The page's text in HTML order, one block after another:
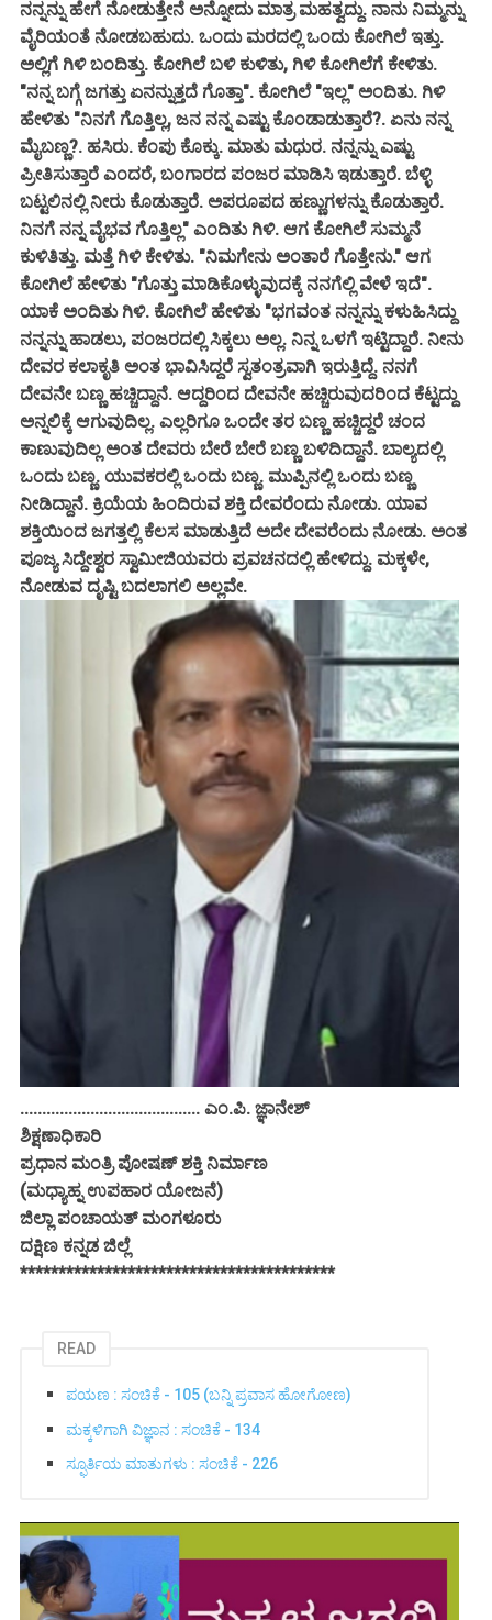
ನನ್ನನ್ನು ಹೇಗೆ ನೋಡುತ್ತೇನೆ ಅನ್ನೋದು ಮಾತ್ರ ಮಹತ್ವದ್ದು. ನಾನು ನಿಮ್ಮನ್ನು
ವೈರಿಯಂತೆ ನೋಡಬಹುದು. ಒಂದು ಮರದಲ್ಲಿ ಒಂದು ಕೋಗಿಲೆ ಇತ್ತು.
ಅಲ್ಲಿಗೆ ಗಿಳಿ ಬಂದಿತ್ತು. ಕೋಗಿಲೆ ಬಳಿ ಕುಳಿತು, ಗಿಳಿ ಕೋಗಿಲೆಗೆ ಕೇಳಿತು.
"ನನ್ನ ಬಗ್ಗೆ ಜಗತ್ತು ಏನನ್ನುತ್ತದೆ ಗೊತ್ತಾ". ಕೋಗಿಲೆ "ಇಲ್ಲ" ಅಂದಿತು. ಗಿಳಿ
ಹೇಳಿತು "ನಿನಗೆ ಗೊತ್ತಿಲ್ಲ, ಜನ ನನ್ನ ಎಷ್ಟು ಕೊಂಡಾಡುತ್ತಾರೆ?. ಏನು ನನ್ನ
ಮೈಬಣ್ಣ?. ಹಸಿರು. ಕೆಂಪು ಕೊಕ್ಕು. ಮಾತು ಮಧುರ. ನನ್ನನ್ನು ಎಷ್ಟು
ಪ್ರೀತಿಸುತ್ತಾರೆ ಎಂದರೆ, ಬಂಗಾರದ ಪಂಜರ ಮಾಡಿಸಿ ಇಡುತ್ತಾರೆ. ಬೆಳ್ಳಿ
ಬಟ್ಟಲಿನಲ್ಲಿ ನೀರು ಕೊಡುತ್ತಾರೆ. ಅಪರೂಪದ ಹಣ್ಣುಗಳನ್ನು ಕೊಡುತ್ತಾರೆ.
ನಿನಗೆ ನನ್ನ ವೈಭವ ಗೊತ್ತಿಲ್ಲ" ಎಂದಿತು ಗಿಳಿ. ಆಗ ಕೋಗಿಲೆ ಸುಮ್ಮನೆ
ಕುಳಿತಿತ್ತು. ಮತ್ತೆ ಗಿಳಿ ಕೇಳಿತು. "ನಿಮಗೇನು ಅಂತಾರೆ ಗೊತ್ತೇನು." ಆಗ
ಕೋಗಿಲೆ ಹೇಳಿತು "ಗೊತ್ತು ಮಾಡಿಕೊಳ್ಳುವುದಕ್ಕೆ ನನಗೆಲ್ಲಿ ವೇಳೆ ಇದೆ".
ಯಾಕೆ ಅಂದಿತು ಗಿಳಿ. ಕೋಗಿಲೆ ಹೇಳಿತು "ಭಗವಂತ ನನ್ನನ್ನು ಕಳುಹಿಸಿದ್ದು
ನನ್ನನ್ನು ಹಾಡಲು, ಪಂಜರದಲ್ಲಿ ಸಿಕ್ಕಲು ಅಲ್ಲ. ನಿನ್ನ ಒಳಗೆ ಇಟ್ಟಿದ್ದಾರೆ. ನೀನು
ದೇವರ ಕಲಾಕೃತಿ ಅಂತ ಭಾವಿಸಿದ್ದರೆ ಸ್ವತಂತ್ರವಾಗಿ ಇರುತ್ತಿದ್ದೆ. ನನಗೆ
ದೇವನೇ ಬಣ್ಣ ಹಚ್ಚಿದ್ದಾನೆ. ಆದ್ದರಿಂದ ದೇವನೇ ಹಚ್ಚಿರುವುದರಿಂದ ಕೆಟ್ಟದ್ದು
ಅನ್ನಲಿಕ್ಕೆ ಆಗುವುದಿಲ್ಲ. ಎಲ್ಲರಿಗೂ ಒಂದೇ ತರ ಬಣ್ಣ ಹಚ್ಚಿದ್ದರೆ ಚಂದ
ಕಾಣುವುದಿಲ್ಲ ಅಂತ ದೇವರು ಬೇರೆ ಬೇರೆ ಬಣ್ಣ ಬಳಿದಿದ್ದಾನೆ. ಬಾಲ್ಯದಲ್ಲಿ
ಒಂದು ಬಣ್ಣ. ಯುವಕರಲ್ಲಿ ಒಂದು ಬಣ್ಣ. ಮುಪ್ಪಿನಲ್ಲಿ ಒಂದು ಬಣ್ಣ
ನೀಡಿದ್ದಾನೆ. ಕ್ರಿಯೆಯ ಹಿಂದಿರುವ ಶಕ್ತಿ ದೇವರೆಂದು ನೋಡು. ಯಾವ
ಶಕ್ತಿಯಿಂದ ಜಗತ್ತಲ್ಲಿ ಕೆಲಸ ಮಾಡುತ್ತಿದೆ ಅದೇ ದೇವರೆಂದು ನೋಡು. ಅಂತ
ಪೂಜ್ಯ ಸಿದ್ದೇಶ್ವರ ಸ್ವಾಮೀಜಿಯವರು ಪ್ರವಚನದಲ್ಲಿ ಹೇಳಿದ್ದು. ಮಕ್ಕಳೇ,
ನೋಡುವ ದೃಷ್ಟಿ ಬದಲಾಗಲಿ ಅಲ್ಲವೇ.
......................................... ಎಂ.ಪಿ. ಜ್ಞಾನೇಶ್
ಶಿಕ್ಷಣಾಧಿಕಾರಿ
ಪ್ರಧಾನ ಮಂತ್ರಿ ಪೋಷಣ್ ಶಕ್ತಿ ನಿರ್ಮಾಣ
(ಮಧ್ಯಾಹ್ನ ಉಪಹಾರ ಯೋಜನೆ)
ಜಿಲ್ಲಾ ಪಂಚಾಯತ್ ಮಂಗಳೂರು
ದಕ್ಷಿಣ ಕನ್ನಡ ಜಿಲ್ಲೆ
*****************************************
READ
ಪಯಣ : ಸಂಚಿಕೆ - 105 (ಬನ್ನಿ ಪ್ರವಾಸ ಹೋಗೋಣ)
ಮಕ್ಕಳಿಗಾಗಿ ವಿಜ್ಞಾನ : ಸಂಚಿಕೆ - 134
ಸ್ಫೂರ್ತಿಯ ಮಾತುಗಳು : ಸಂಚಿಕೆ - 226